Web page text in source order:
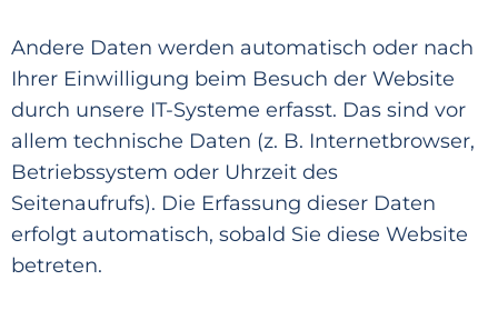
Andere Daten werden automatisch oder nach
Ihrer Einwilligung beim Besuch der Website
durch unsere IT-Systeme erfasst. Das sind vor
allem technische Daten (z. B. Internetbrowser,
Betriebssystem oder Uhrzeit des
Seitenaufrufs). Die Erfassung dieser Daten
erfolgt automatisch, sobald Sie diese Website
betreten.